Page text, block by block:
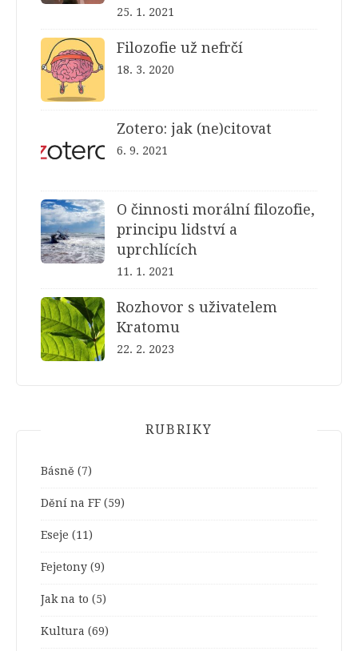
25. 1. 2021
Filozofie už nefrčí
18. 3. 2020
Zotero: jak (ne)citovat
6. 9. 2021
O činnosti morální filozofie,
principu lidství a
uprchlících
11. 1. 2021
Rozhovor s uživatelem
Kratomu
22. 2. 2023
RUBRIKY
Básně (7)
Dění na FF (59)
Eseje (11)
Fejetony (9)
Jak na to (5)
Kultura (69)